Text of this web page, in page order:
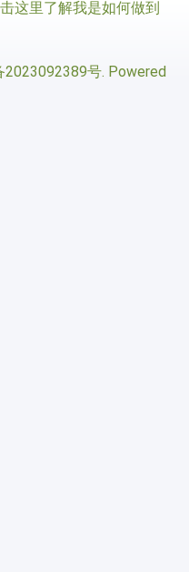
这里了解我是如何做到
2023092389号. Powered